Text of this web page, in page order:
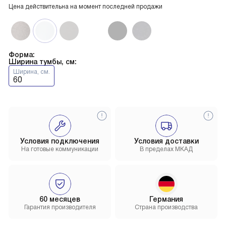
Форма:
Ширина тумбы, см:
Ширина, см.
60
Цена действительна на момент последней продажи
Условия доставки
В пределах МКАД
60 месяцев
Гарантия производителя
Условия подключения
На готовые коммуникации
Германия
Страна производства